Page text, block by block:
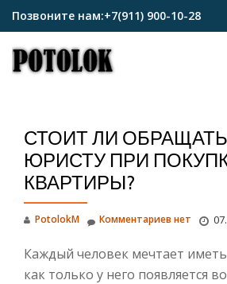
содержимому
Позвоните нам:+7(911) 900-10-28
СТОИТ ЛИ
ЮРИСТУ ПРИ
КВАРТИРЫ?
PotolokM Комментариев нет
Каждый человек мечтает
как только у него появляется